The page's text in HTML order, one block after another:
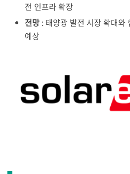
전 인프라 확장
전망 : 태양광 발전 시장 확대와
예상